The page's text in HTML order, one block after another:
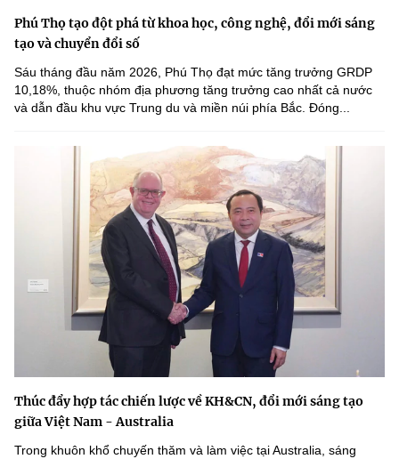
Phú Thọ tạo đột phá từ khoa học, công nghệ, đổi mới sáng
tạo và chuyển đổi số
Sáu tháng đầu năm 2026, Phú Thọ đạt mức tăng trưởng GRDP
10,18%, thuộc nhóm địa phương tăng trưởng cao nhất cả nước
và dẫn đầu khu vực Trung du và miền núi phía Bắc. Đóng...
Thúc đẩy hợp tác chiến lược về KH&CN, đổi mới sáng tạo
giữa Việt Nam - Australia
Trong khuôn khổ chuyến thăm và làm việc tại Australia, sáng